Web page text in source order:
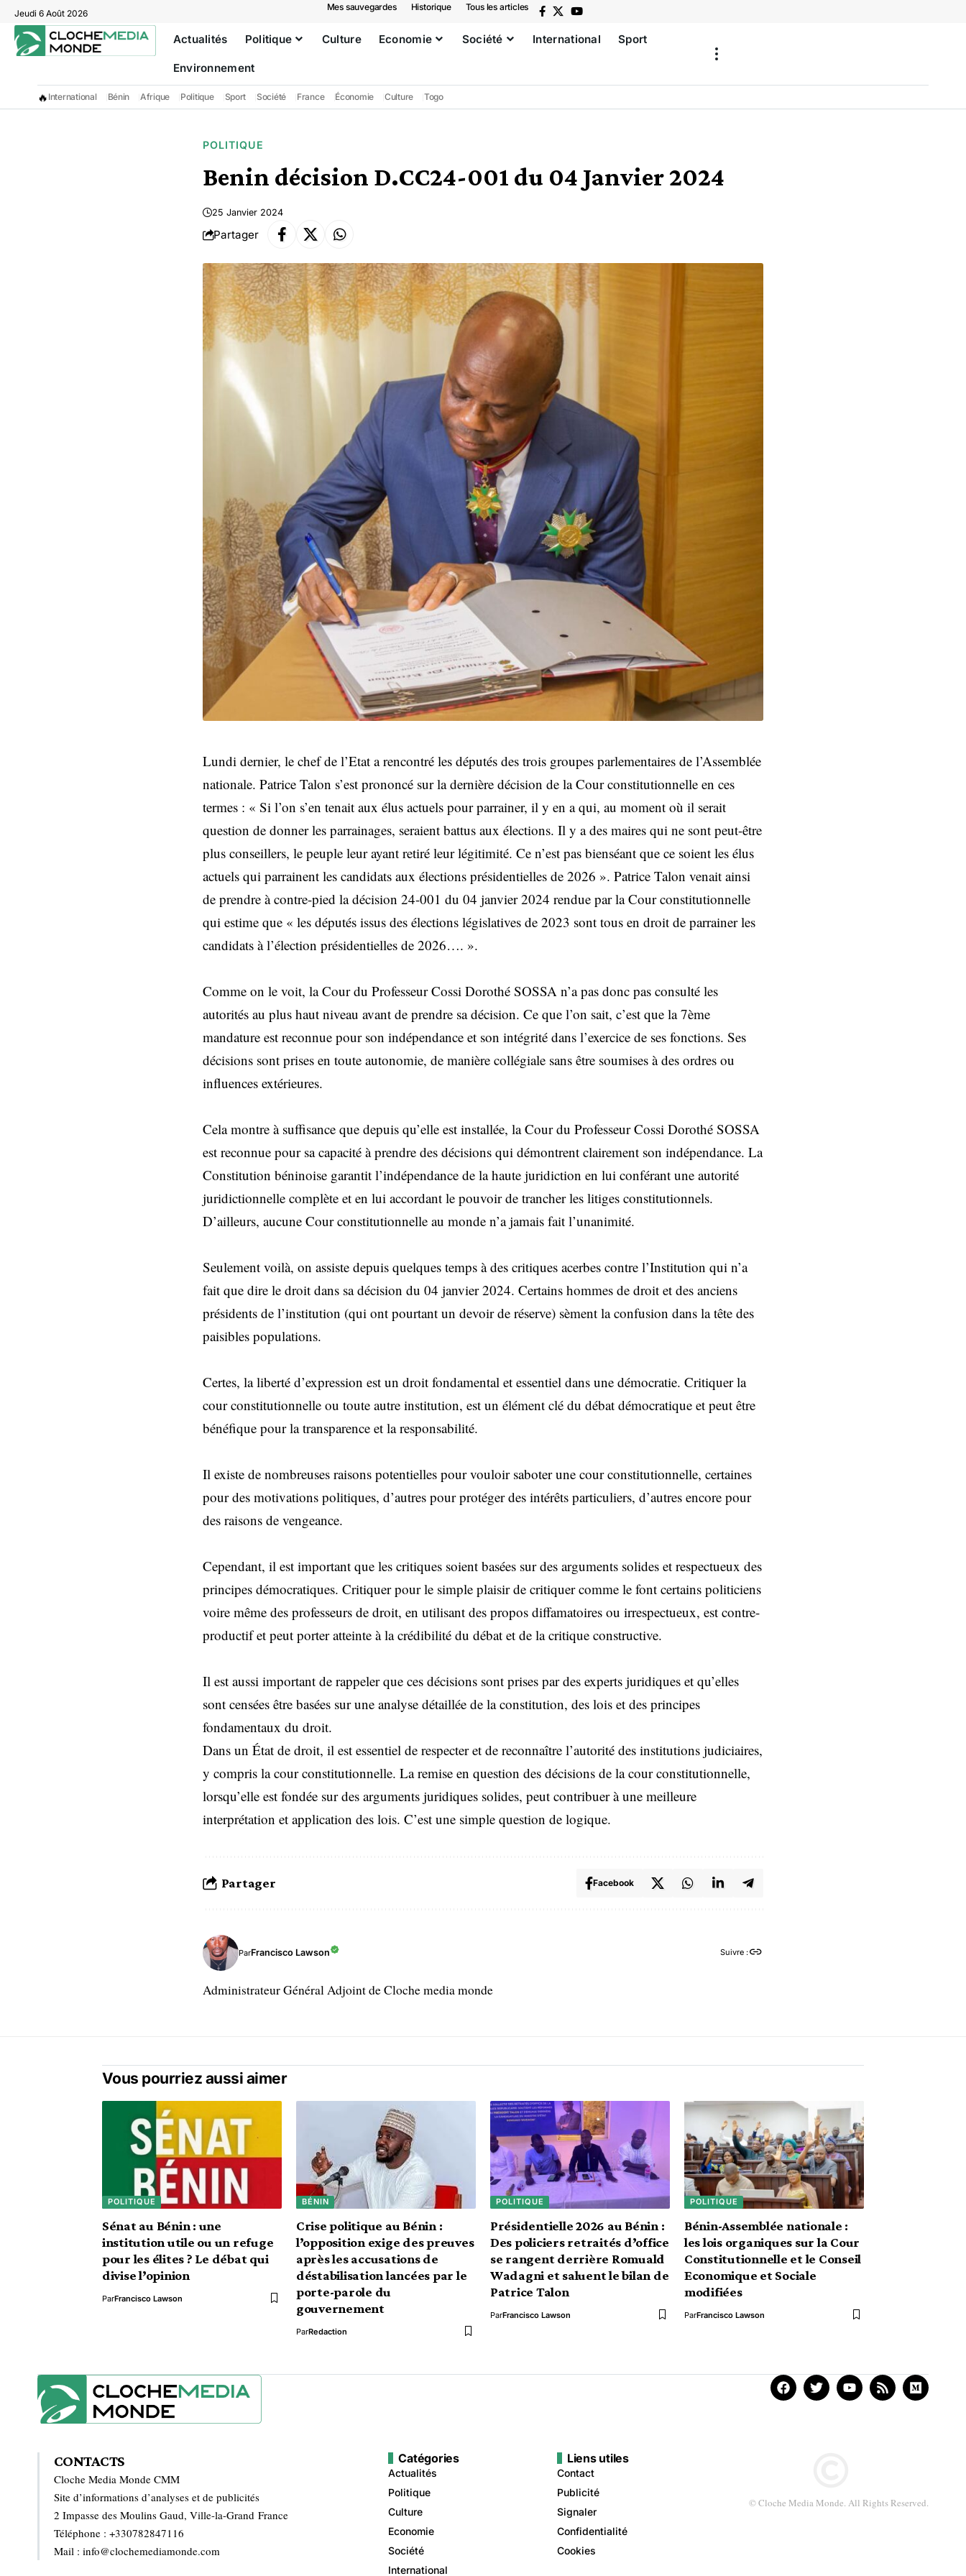
Jeudi 6 Août 2026
Mes sauvegardes Historique Tous les articles
Actualités Politique Culture Economie Société International Sport
Environnement
🔥 International Bénin Afrique Politique Sport Société France Économie Culture Togo
POLITIQUE
Benin décision D.CC24-001 du 04 Janvier 2024
25 Janvier 2024
Partager
Lundi dernier, le chef de l’Etat a rencontré les députés des trois groupes parlementaires de l’Assemblée
nationale. Patrice Talon s’est prononcé sur la dernière décision de la Cour constitutionnelle en ces
termes : « Si l’on s’en tenait aux élus actuels pour parrainer, il y en a qui, au moment où il serait
question de donner les parrainages, seraient battus aux élections. Il y a des maires qui ne sont peut-être
plus conseillers, le peuple leur ayant retiré leur légitimité. Ce n’est pas bienséant que ce soient les élus
actuels qui parrainent les candidats aux élections présidentielles de 2026 ». Patrice Talon venait ainsi
de prendre à contre-pied la décision 24-001 du 04 janvier 2024 rendue par la Cour constitutionnelle
qui estime que « les députés issus des élections législatives de 2023 sont tous en droit de parrainer les
candidats à l’élection présidentielles de 2026…. ».
Comme on le voit, la Cour du Professeur Cossi Dorothé SOSSA n’a pas donc pas consulté les
autorités au plus haut niveau avant de prendre sa décision. Ce que l’on sait, c’est que la 7ème
mandature est reconnue pour son indépendance et son intégrité dans l’exercice de ses fonctions. Ses
décisions sont prises en toute autonomie, de manière collégiale sans être soumises à des ordres ou
influences extérieures.
Cela montre à suffisance que depuis qu’elle est installée, la Cour du Professeur Cossi Dorothé SOSSA
est reconnue pour sa capacité à prendre des décisions qui démontrent clairement son indépendance. La
Constitution béninoise garantit l’indépendance de la haute juridiction en lui conférant une autorité
juridictionnelle complète et en lui accordant le pouvoir de trancher les litiges constitutionnels.
D’ailleurs, aucune Cour constitutionnelle au monde n’a jamais fait l’unanimité.
Seulement voilà, on assiste depuis quelques temps à des critiques acerbes contre l’Institution qui n’a
fait que dire le droit dans sa décision du 04 janvier 2024. Certains hommes de droit et des anciens
présidents de l’institution (qui ont pourtant un devoir de réserve) sèment la confusion dans la tête des
paisibles populations.
Certes, la liberté d’expression est un droit fondamental et essentiel dans une démocratie. Critiquer la
cour constitutionnelle ou toute autre institution, est un élément clé du débat démocratique et peut être
bénéfique pour la transparence et la responsabilité.
Il existe de nombreuses raisons potentielles pour vouloir saboter une cour constitutionnelle, certaines
pour des motivations politiques, d’autres pour protéger des intérêts particuliers, d’autres encore pour
des raisons de vengeance.
Cependant, il est important que les critiques soient basées sur des arguments solides et respectueux des
principes démocratiques. Critiquer pour le simple plaisir de critiquer comme le font certains politiciens
voire même des professeurs de droit, en utilisant des propos diffamatoires ou irrespectueux, est contre-
productif et peut porter atteinte à la crédibilité du débat et de la critique constructive.
Il est aussi important de rappeler que ces décisions sont prises par des experts juridiques et qu’elles
sont censées être basées sur une analyse détaillée de la constitution, des lois et des principes
fondamentaux du droit.
Dans un État de droit, il est essentiel de respecter et de reconnaître l’autorité des institutions judiciaires,
y compris la cour constitutionnelle. La remise en question des décisions de la cour constitutionnelle,
lorsqu’elle est fondée sur des arguments juridiques solides, peut contribuer à une meilleure
interprétation et application des lois. C’est une simple question de logique.
Partager Facebook
ParFrancisco Lawson Suivre :
Administrateur Général Adjoint de Cloche media monde
Vous pourriez aussi aimer
POLITIQUE
Sénat au Bénin : une
institution utile ou un refuge
pour les élites ? Le débat qui
divise l’opinion
ParFrancisco Lawson
BÉNIN
Crise politique au Bénin :
l’opposition exige des preuves
après les accusations de
déstabilisation lancées par le
porte-parole du
gouvernement
ParRedaction
POLITIQUE
Présidentielle 2026 au Bénin :
Des policiers retraités d’office
se rangent derrière Romuald
Wadagni et saluent le bilan de
Patrice Talon
ParFrancisco Lawson
POLITIQUE
Bénin-Assemblée nationale :
les lois organiques sur la Cour
Constitutionnelle et le Conseil
Economique et Sociale
modifiées
ParFrancisco Lawson
CONTACTS
Cloche Media Monde CMM
Site d’informations d’analyses et de publicités
2 Impasse des Moulins Gaud, Ville-la-Grand France
Téléphone : +330782847116
Mail : info@clochemediamonde.com
Catégories
Actualités
Politique
Culture
Economie
Société
International
Liens utiles
Contact
Publicité
Signaler
Confidentialité
Cookies
© Cloche Media Monde. All Rights Reserved.